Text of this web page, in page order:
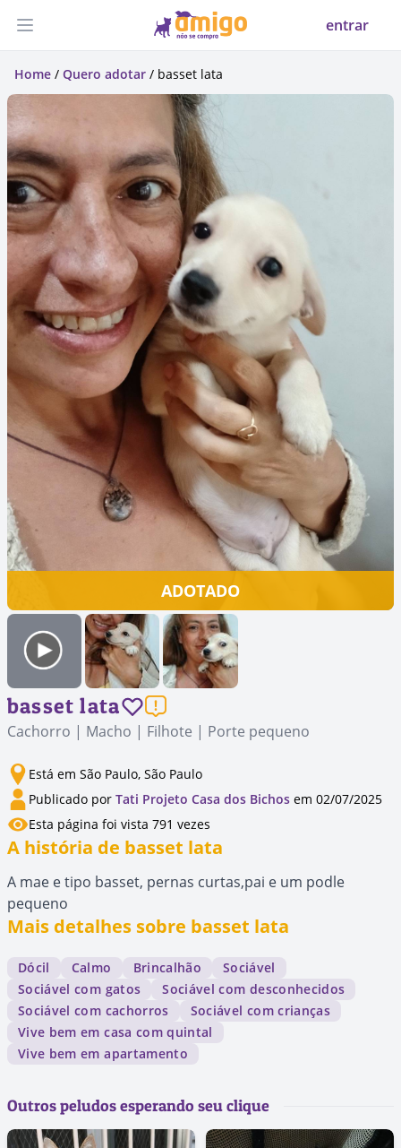
Abrir menu entrar
Home / Quero adotar / basset lata
ADOTADO
basset lata
Cachorro | Macho | Filhote | Porte pequeno
Está em São Paulo, São Paulo
Publicado por Tati Projeto Casa dos Bichos em 02/07/2025
Esta página foi vista 791 vezes
A história de basset lata
A mae e tipo basset, pernas curtas,pai e um podle
pequeno
Mais detalhes sobre basset lata
Dócil Calmo Brincalhão
Sociável
Sociável com gatos
Sociável com desconhecidos
Sociável com cachorros
Sociável com crianças
Vive bem em casa com quintal
Vive bem em apartamento
Outros peludos esperando seu clique